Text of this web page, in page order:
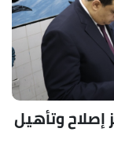
إصلاح وتأهيل